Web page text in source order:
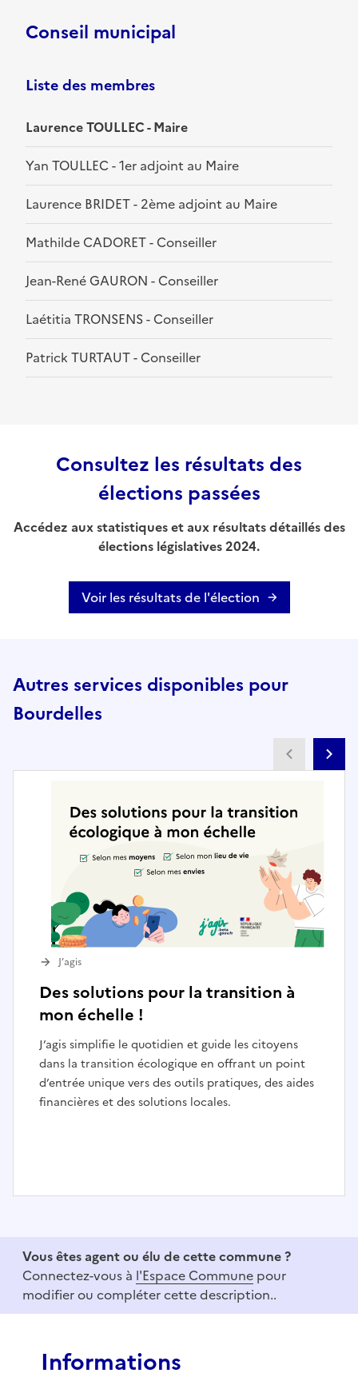
Conseil municipal
Liste des membres
Laurence TOULLEC - Maire
Yan TOULLEC - 1er adjoint au Maire
Laurence BRIDET - 2ème adjoint au Maire
Mathilde CADORET - Conseiller
Jean-René GAURON - Conseiller
Laétitia TRONSENS - Conseiller
Patrick TURTAUT - Conseiller
Consultez les résultats des
élections passées
Accédez aux statistiques et aux résultats détaillés des
élections législatives 2024.
Voir les résultats de l'élection
Autres services disponibles pour
Bourdelles
Des solutions pour la transition à
mon échelle !
J’agis simplifie le quotidien et guide les citoyens
dans la transition écologique en offrant un point
d’entrée unique vers des outils pratiques, des aides
financières et des solutions locales.
J’agis
f
Vous êtes agent ou élu de cette commune ?
Connectez-vous à l'Espace Commune pour
modifier ou compléter cette description..
Informations